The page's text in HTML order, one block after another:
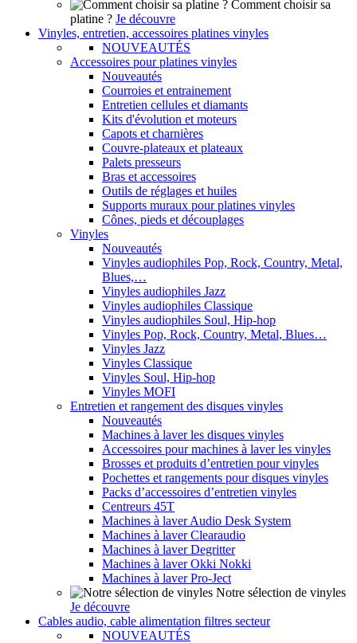
Comment choisir sa
platine ? Je découvre
Vinyles, entretien, accessoires platines vinyles
NOUVEAUTÉS
Accessoires pour platines vinyles
Nouveautés
Courroies et entrainement
Entretien cellules et diamants
Kits d'évolution et moteurs
Capots et charnières
Couvre-plateaux et plateaux
Palets presseurs
Bras et accessoires
Outils de réglages et huiles
Supports muraux pour platines vinyles
Cônes, pieds et découplages
Vinyles
Nouveautés
Vinyles audiophiles Pop, Rock, Country, Metal,
Blues,…
Vinyles audiophiles Jazz
Vinyles audiophiles Classique
Vinyles audiophiles Soul, Hip-hop
Vinyles Pop, Rock, Country, Metal, Blues…
Vinyles Jazz
Vinyles Classique
Vinyles Soul, Hip-hop
Vinyles MOFI
Entretien et rangement des disques vinyles
Nouveautés
Machines à laver les disques vinyles
Accessoires pour machines à laver les vinyles
Brosses et produits d’entretien pour vinyles
Pochettes et rangements pour disques vinyles
Packs d’accessoires d’entretien vinyles
Centreurs 45T
Machines à laver Audio Desk System
Machines à laver Clearaudio
Machines à laver Degritter
Machines à laver Okki Nokki
Machines à laver Pro-Ject
Notre sélection de vinyles
Je découvre
Cables audio, cable alimentation filtres secteur
NOUVEAUTÉS